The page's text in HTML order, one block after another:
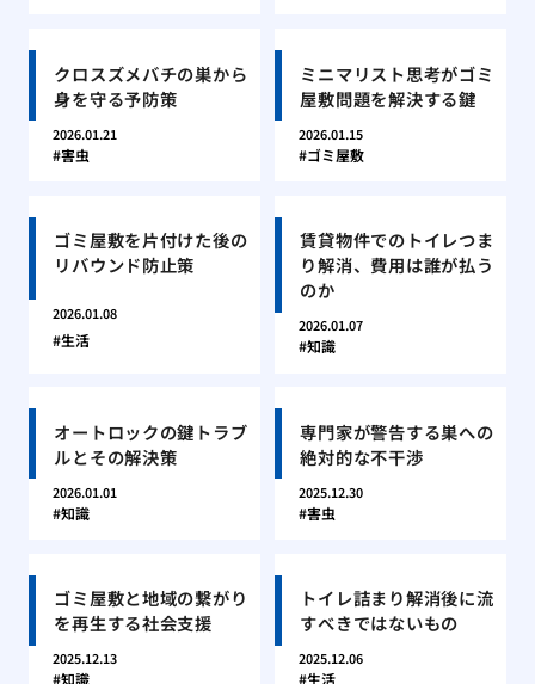
クロスズメバチの巣から
身を守る予防策
2026.01.21
害虫
ミニマリスト思考がゴミ
屋敷問題を解決する鍵
2026.01.15
ゴミ屋敷
ゴミ屋敷を片付けた後の
リバウンド防止策
2026.01.08
生活
賃貸物件でのトイレつま
り解消、費用は誰が払う
のか
2026.01.07
知識
オートロックの鍵トラブ
ルとその解決策
2026.01.01
知識
専門家が警告する巣への
絶対的な不干渉
2025.12.30
害虫
ゴミ屋敷と地域の繋がり
を再生する社会支援
2025.12.13
知識
トイレ詰まり解消後に流
すべきではないもの
2025.12.06
生活